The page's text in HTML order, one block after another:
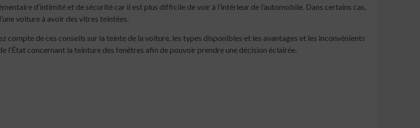
d’intimité et de sécurité car il est plus difficile de voir à l’intérieur de l’automobile. Dans certains cas,
voiture à avoir des vitres teintées.
compte de ces conseils sur la teinte de la voiture, les types disponibles et les avantages et les inconvénients
l’État concernant la teinture des fenêtres afin de pouvoir prendre une décision éclairée.